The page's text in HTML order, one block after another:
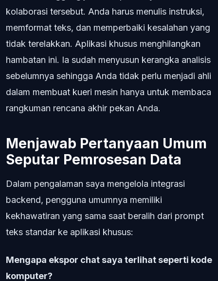
kolaborasi tersebut. Anda harus menulis instruksi,
memformat teks, dan memperbaiki kesalahan yang
tidak terelakkan. Aplikasi khusus menghilangkan
hambatan ini. Ia sudah menyusun kerangka analisis
sebelumnya sehingga Anda tidak perlu menjadi ahli
dalam membuat kueri mesin hanya untuk membaca
rangkuman rencana akhir pekan Anda.
Menjawab Pertanyaan Umum
Seputar Pemrosesan Data
Dalam pengalaman saya mengelola integrasi
backend, pengguna umumnya memiliki
kekhawatiran yang sama saat beralih dari prompt
teks standar ke aplikasi khusus:
Mengapa ekspor chat saya terlihat seperti kode
komputer?